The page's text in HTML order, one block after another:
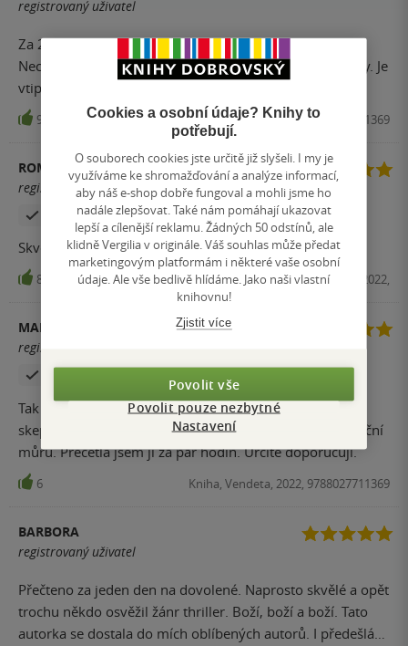
registrovaný uživatel
Za 24 hodin přečteno. Víc k tomu asi nemám co dodat.
Nechtěla mě pustit. Není to moje první kniha od autorky. Je
vtipná, má spád. Doporučuji!
9 Kniha, Vendeta, 2022, 9788027711369
ROMANA STILLEROVA
registrovaný uživatel
Zakoupil produkt
Skvělé čtení, napínavé až do konce.
8 E-kniha, Vendeta, 2022,
MARKÉTA
registrovaný uživatel
Tak tahle knížka je skvělá. Ze začátku jsem byla dost
skeptická, ale po pár stránkách se příběh proměnil v noční
můru. Přečetla jsem ji za pár hodin. Určitě doporučuji.
6 Kniha, Vendeta, 2022, 9788027711369
BARBORA
registrovaný uživatel
Přečteno za jeden den na dovolené. Naprosto skvělé a opět
trochu někdo osvěžil žánr thriller. Boží, boží a boží. Tato
autorka se dostala do mích oblíbených autorů. I předešlá
Cookies a osobní údaje? Knihy to
potřebují.
O souborech cookies jste určitě již slyšeli. I my je
využíváme ke shromažďování a analýze informací,
aby náš e-shop dobře fungoval a mohli jsme ho
nadále zlepšovat. Také nám pomáhají ukazovat
lepší a cílenější reklamu. Žádných 50 odstínů, ale
klidně Vergilia v originále. Váš souhlas může předat
marketingovým platformám i některé vaše osobní
údaje. Ale vše bedlivě hlídáme. Jako naši vlastní
knihovnu!
Zjistit více
Povolit vše
Povolit pouze nezbytné
Nastavení